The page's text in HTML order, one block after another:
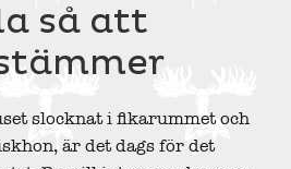
så att
slocknat i fikarummet och
är det dags för det